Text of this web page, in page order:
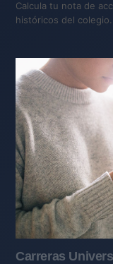
Calcula tu nota de
históricos del colegio.
Carreras